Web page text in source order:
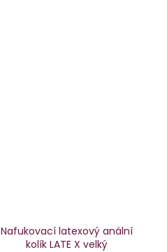
Nafukovací latexový anální
kolík LATE X velký